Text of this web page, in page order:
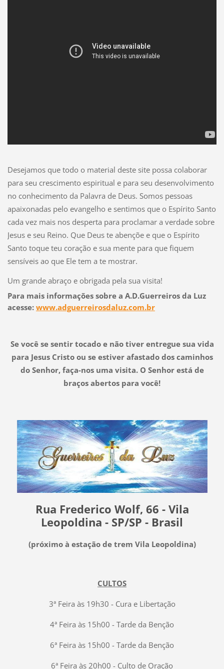
Desejamos que todo o material deste site possa colaborar
para seu crescimento espiritual e para seu desenvolvimento
no conhecimento da Palavra de Deus. Somos pessoas
apaixonadas pelo evangelho e sentimos que o Espírito Santo
cada vez mais nos desperta para proclamar a verdade sobre
Jesus e seu Reino. Que Deus te abençõe e que o Espírito
Santo toque teu coração e sua mente para que fiquem
sensíveis ao que Ele tem a te mostrar.
Um grande abraço e obrigada pela sua visita!
Para mais informações sobre a A.D.Guerreiros da Luz
acesse: www.adguerreirosdaluz.com.br
Se você se sentir tocado e não tiver entregue sua vida
para Jesus Cristo ou se estiver afastado dos caminhos
do Senhor, faça-nos uma visita. O Senhor está de
braços abertos para você!
Rua Frederico Wolf, 66 - Vila
Leopoldina - SP/SP - Brasil
(próximo à estação de trem Vila Leopoldina)
CULTOS
3ª Feira às 19h30 - Cura e Libertação
4ª Feira às 15h00 - Tarde da Benção
6ª Feira às 15h00 - Tarde da Benção
6ª Feira às 20h00 - Culto de Oração